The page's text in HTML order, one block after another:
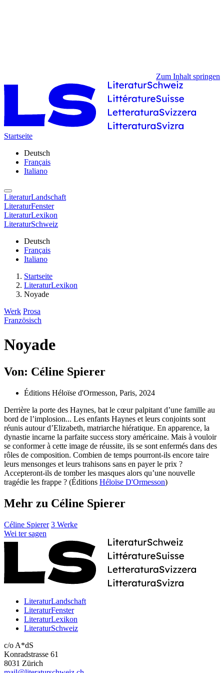
Zum Inhalt springen
Startseite
Deutsch
Français
Italiano
LiteraturLandschaft
LiteraturFenster
LiteraturLexikon
LiteraturSchweiz
Deutsch
Français
Italiano
Startseite
LiteraturLexikon
Noyade
Werk Prosa
Französisch
Noyade
Von: Céline Spierer
Éditions Héloïse d'Ormesson, Paris, 2024
Derrière la porte des Haynes, bat le cœur palpitant d’une famille au
bord de l’implosion... Les enfants Haynes et leurs conjoints sont
réunis autour d’Elizabeth, matriarche hiératique. En apparence, la
dynastie incarne la parfaite success story américaine. Mais à vouloir
se conformer à cette image de réussite, ils se sont enfermés dans des
rôles de composition. Combien de temps pourront-ils encore taire
leurs mensonges et leurs trahisons sans en payer le prix ?
Accepteront-ils de tomber les masques alors qu’une nouvelle
tragédie les frappe ? (Éditions Héloïse D'Ormesson)
Mehr zu Céline Spierer
Céline Spierer 3 Werke
Wei ter sagen
LiteraturLandschaft
LiteraturFenster
LiteraturLexikon
LiteraturSchweiz
c/o A*dS
Konradstrasse 61
8031 Zürich